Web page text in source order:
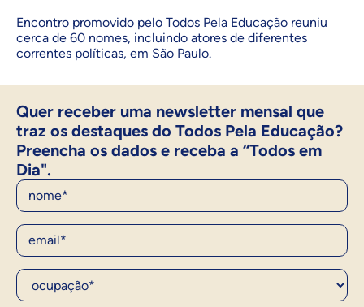
Encontro promovido pelo Todos Pela Educação reuniu
cerca de 60 nomes, incluindo atores de diferentes
correntes políticas, em São Paulo.
Quer receber uma newsletter mensal que
traz os destaques do Todos Pela Educação?
Preencha os dados e receba a “Todos em
Dia".
Nome
E-Mail
Ocupação*